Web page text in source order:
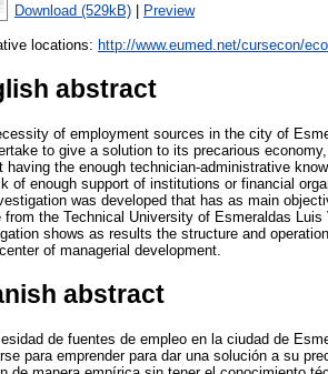
Download (529kB) | Preview
locations: http://www.eumed.net/cursecon/
abstract
of employment sources in the city of
to give a solution to its precarious
having the enough technician-administrative
of enough support of institutions or financial
was developed that has as main
from the Technical University of Esmeraldas
shows as results the structure and
of managerial development.
abstract
de fuentes de empleo en la ciudad de
para emprender para dar una solución a su